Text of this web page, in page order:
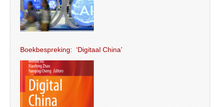
Boekbespreking: ‘Digitaal China’